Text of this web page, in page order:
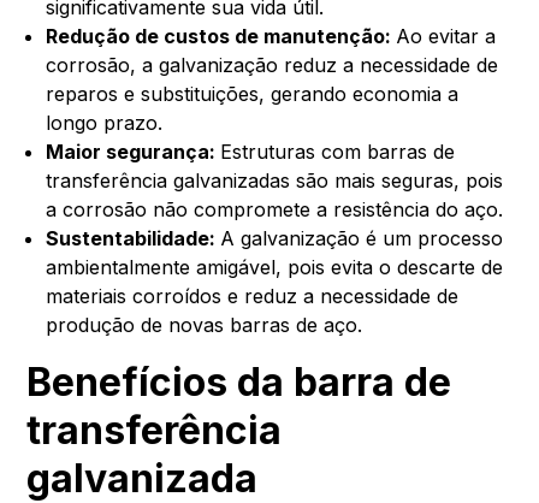
significativamente sua vida útil.
Redução de custos de manutenção: Ao evitar a
corrosão, a galvanização reduz a necessidade de
reparos e substituições, gerando economia a
longo prazo.
Maior segurança: Estruturas com barras de
transferência galvanizadas são mais seguras, pois
a corrosão não compromete a resistência do aço.
Sustentabilidade: A galvanização é um processo
ambientalmente amigável, pois evita o descarte de
materiais corroídos e reduz a necessidade de
produção de novas barras de aço.
Benefícios da barra de
transferência
galvanizada